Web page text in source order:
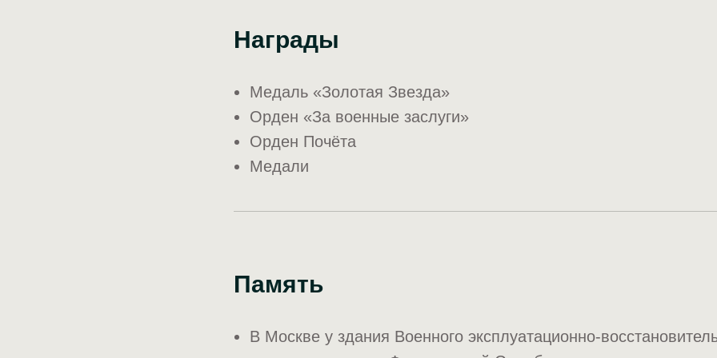
Награды
Медаль «Золотая Звезда»
Орден «За военные заслуги»
Орден Почёта
Медали
Память
В Москве у здания Военного эксплуатационно-